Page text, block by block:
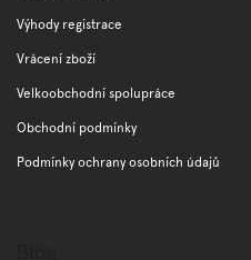
Výhody registrace
Vrácení zboží
Velkoobchodní spolupráce
Obchodní podmínky
Podmínky ochrany osobních údajů